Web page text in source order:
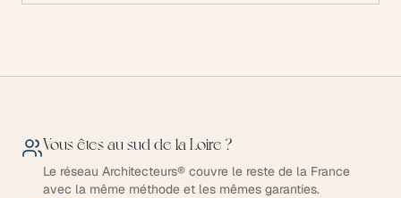
Vous êtes au sud de la Loire ?
Le réseau Architecteurs® couvre le reste de la France
avec la même méthode et les mêmes garanties.